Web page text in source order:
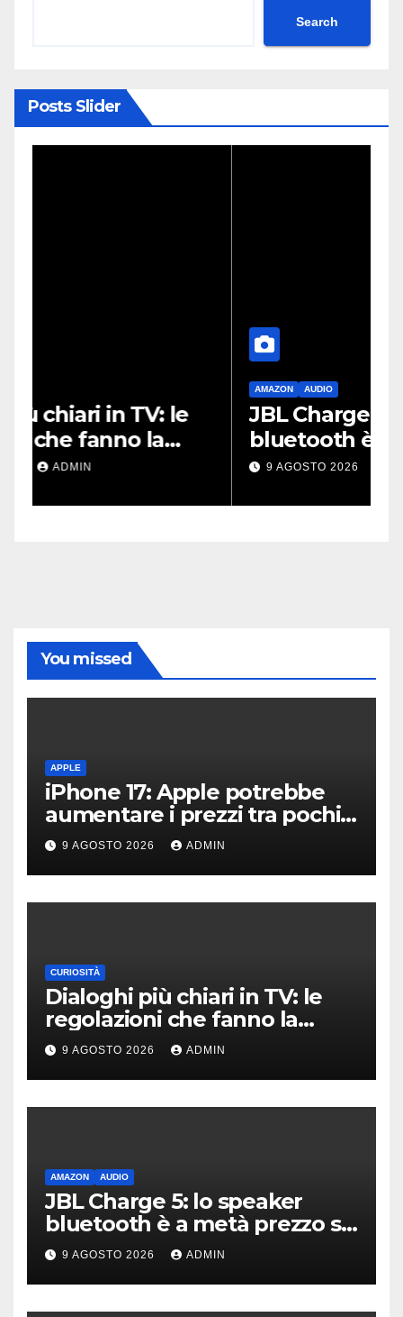
Search
Posts Slider
JBL Charge 5: lo speaker
bluetooth è a metà prezzo
su Amazon
9 AGOSTO 2026
You missed
APPLE
iPhone 17: Apple potrebbe
aumentare i prezzi tra pochi
giorni
9 AGOSTO 2026 ADMIN
CURIOSITÀ
Dialoghi più chiari in TV: le
regolazioni che fanno la
differenza
9 AGOSTO 2026 ADMIN
AMAZON AUDIO
JBL Charge 5: lo speaker
bluetooth è a metà prezzo su
Amazon
9 AGOSTO 2026 ADMIN